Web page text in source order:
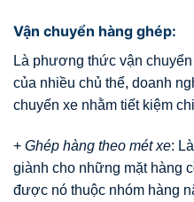
Vận chuyển hàng ghép:
Là phương thức vận
của nhiều chủ thể, doanh
chuyến xe nhằm tiết kiệm
+ Ghép hàng theo mét xe:
giành cho những mặt hàng
được nó thuộc nhóm hàng